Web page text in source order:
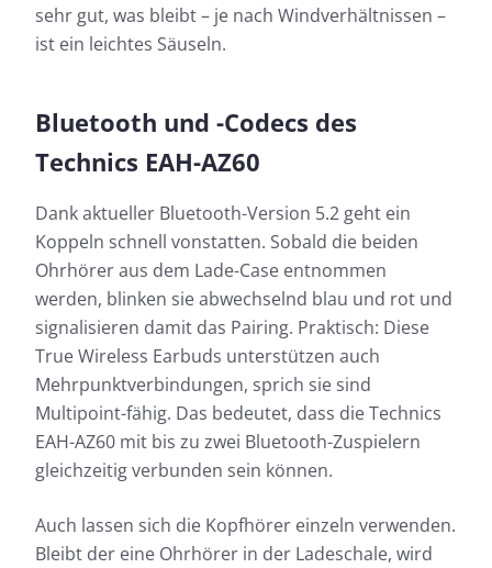
sehr gut, was bleibt – je nach Windverhältnissen –
ist ein leichtes Säuseln.
Bluetooth und -Codecs des
Technics EAH-AZ60
Dank aktueller Bluetooth-Version 5.2 geht ein
Koppeln schnell vonstatten. Sobald die beiden
Ohrhörer aus dem Lade-Case entnommen
werden, blinken sie abwechselnd blau und rot und
signalisieren damit das Pairing. Praktisch: Diese
True Wireless Earbuds unterstützen auch
Mehrpunktverbindungen, sprich sie sind
Multipoint-fähig. Das bedeutet, dass die Technics
EAH-AZ60 mit bis zu zwei Bluetooth-Zuspielern
gleichzeitig verbunden sein können.
Auch lassen sich die Kopfhörer einzeln verwenden.
Bleibt der eine Ohrhörer in der Ladeschale, wird